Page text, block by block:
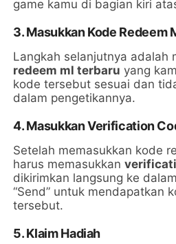
game kamu di bagian kiri
3. Masukkan Kode Redeem
Langkah selanjutnya adalah
redeem ml terbaru yang
kode tersebut sesuai dan
dalam pengetikannya.
4. Masukkan Verification
Setelah memasukkan kode
harus memasukkan
dikirimkan langsung ke
“Send” untuk mendapatkan
tersebut.
5. Klaim Hadiah